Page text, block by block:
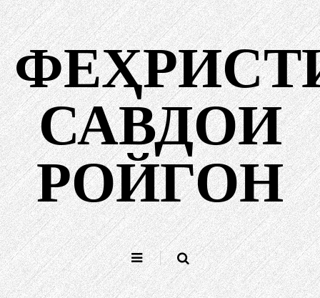
Гузаштан
ба
мундариҷа
САВДОИ
РОЙГОН